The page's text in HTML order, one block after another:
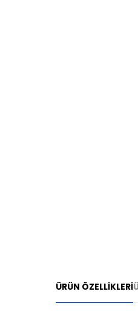
ÜRÜN ÖZELLİKLERİ